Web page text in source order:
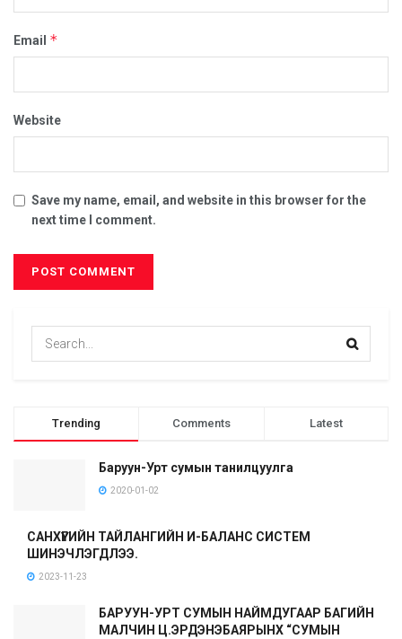
Email *
Website
Save my name, email, and website in this browser for the
next time I comment.
Trending Comments Latest
Баруун-Урт сумын танилцуулга
2020-01-02
САНХҮҮГИЙН ТАЙЛАНГИЙН И-БАЛАНС СИСТЕМ
ШИНЭЧЛЭГДЛЭЭ.
2023-11-23
БАРУУН-УРТ СУМЫН НАЙМДУГААР БАГИЙН
МАЛЧИН Ц.ЭРДЭНЭБАЯРЫНХ “СУМЫН